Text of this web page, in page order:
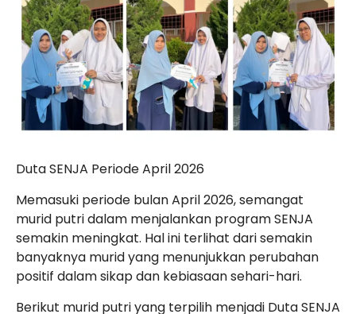
Duta SENJA Periode April 2026
Memasuki periode bulan April 2026, semangat
murid putri dalam menjalankan program SENJA
semakin meningkat. Hal ini terlihat dari semakin
banyaknya murid yang menunjukkan perubahan
positif dalam sikap dan kebiasaan sehari-hari.
Berikut murid putri yang terpilih menjadi Duta SENJA